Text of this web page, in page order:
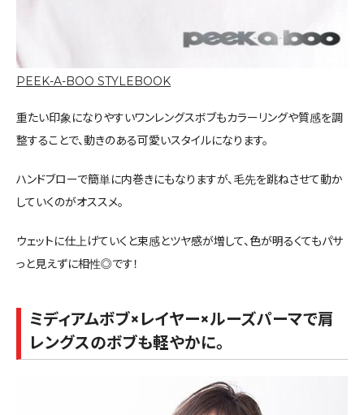
PEEK-A-BOO STYLEBOOK
重たい印象になりやすいワンレングスボブもカラーリングや質感を調
整することで、動きのある可愛いスタイルになります。
ハンドブローで簡単に内巻きにもなりますが、毛先を跳ねさせて動か
していくのがオススメ。
ウェットに仕上げていくと束感とツヤ感が増して、色が明るくてもパサ
っと見えずに相性◎です！
ミディアムボブ×レイヤー×ルーズパーマで肩
レングスのボブも軽やかに。